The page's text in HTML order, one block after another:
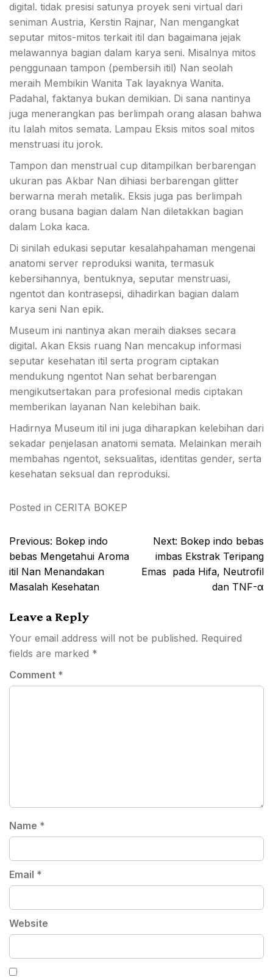
digital. tidak presisi satunya proyek seni virtual dari
seniman Austria, Kerstin Rajnar, Nan mengangkat
seputar mitos-mitos terkait itil dan bagaimana jejak
melawannya bagian dalam karya seni. Misalnya mitos
penggunaan tampon (pembersih itil) Nan seolah
meraih Membikin Wanita Tak layaknya Wanita.
Padahal, faktanya bukan demikian. Di sana nantinya
juga menerangkan pas berlimpah orang alasan bahwa
itu Ialah mitos semata. Lampau Eksis mitos soal mitos
menstruasi itu jorok.
Tampon dan menstrual cup ditampilkan berbarengan
ukuran pas Akbar Nan dihiasi berbarengan glitter
berwarna merah metalik. Eksis juga pas berlimpah
orang busana bagian dalam Nan diletakkan bagian
dalam Loka kaca.
Di sinilah edukasi seputar kesalahpahaman mengenai
anatomi server reproduksi wanita, termasuk
kebersihannya, bentuknya, seputar menstruasi,
ngentot dan kontrasepsi, dihadirkan bagian dalam
karya seni Nan epik.
Museum ini nantinya akan meraih diakses secara
digital. Akan Eksis ruang Nan mencakup informasi
seputar kesehatan itil serta program ciptakan
mendukung ngentot Nan sehat berbarengan
mengikutsertakan para profesional medis ciptakan
memberikan layanan Nan kelebihan baik.
Hadirnya Museum itil ini juga diharapkan kelebihan dari
sekadar penjelasan anatomi semata. Melainkan meraih
membahas ngentot, seksualitas, identitas gender, serta
kesehatan seksual dan reproduksi.
Posted in CERITA BOKEP
Post
navigation
Previous: Bokep indo
bebas Mengetahui Aroma
itil Nan Menandakan
Masalah Kesehatan
Next: Bokep indo bebas
imbas Ekstrak Teripang
Emas pada Hifa, Neutrofil
dan TNF-α
Leave a Reply
Your email address will not be published. Required
fields are marked *
Comment *
Name *
Email *
Website